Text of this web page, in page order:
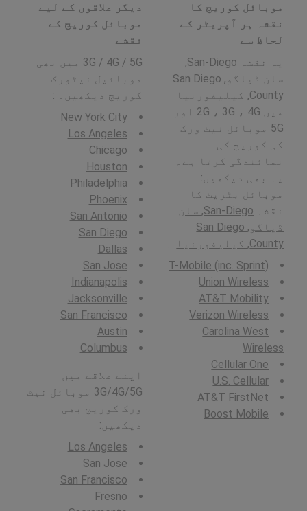
موبائل کوریج کا
نقشہ ہر آپریٹر کے
لحاظ سے
یہ نقشہ San-Diego,
سان ڈیاگو, San Diego
County, کیلیفورنیا
میں 2G ، 3G ، 4G اور
5G موبائل نیٹ ورک
کی کوریج کی
نمائندگی کرتا ہے۔
یہ بھی دیکھیں:
موبائل بٹریٹ کا
نقشہ
San-Diego, سان
ڈیاگو, San Diego
County, کیلیفورنیا
۔
T-Mobile (inc. Sprint)
Union Wireless
AT&T Mobility
Verizon Wireless
Carolina West
Wireless
Cellular One
U.S. Cellular
AT&T FirstNet
Boost Mobile
دیگر علاقوں کے لیے
موبائل کوریج کے
نقشے
3G / 4G / 5G میں بھی
موبائیل نیٹورک
کوریج دیکھیں۔ :
New York City
Los Angeles
Chicago
Houston
Philadelphia
Phoenix
San Antonio
San Diego
Dallas
San Jose
Indianapolis
Jacksonville
San Francisco
Austin
Columbus
اپنے علاقے میں
3G/4G/5G موبائل نیٹ
ورک کوریج بھی
دیکھیں:
Los Angeles
San Jose
San Francisco
Fresno